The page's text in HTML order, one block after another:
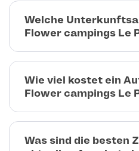
Welche
Flower campings Le
Wie viel kostet ein
Flower campings Le
Was sind die besten